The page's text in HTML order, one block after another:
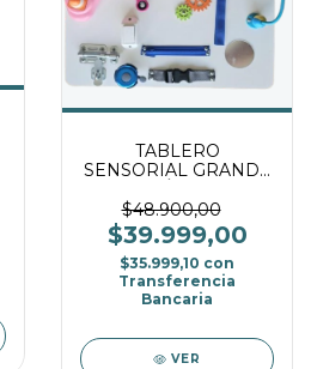
TABLERO
SENSORIAL GRANDE
MONTESSORI ROSA
$48.900,00
$39.999,00
$35.999,10 con
Transferencia
Bancaria
VER